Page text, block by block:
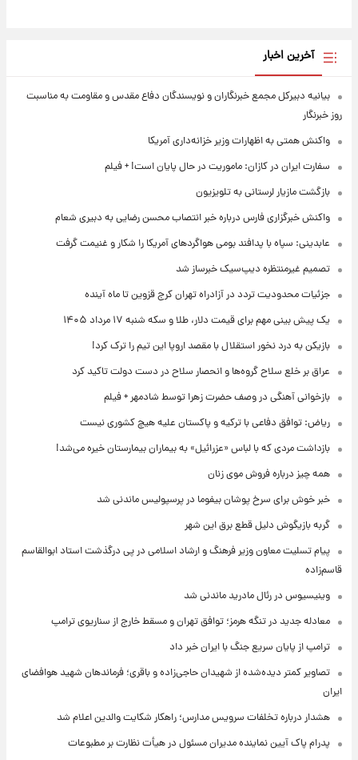
آخرین اخبار
بیانیه دبیرکل مجمع خبرنگاران و نویسندگان دفاع مقدس و مقاومت به مناسبت
روز خبرنگار
واکنش همتی به اظهارات وزیر خزانه‌داری آمریکا
سفارت ایران در کازان: ماموریت در حال پایان است! + فیلم
بازگشت مازیار لرستانی به تلویزیون
واکنش خبرگزاری فارس درباره خبر انتصاب محسن رضایی به دبیری شعام
عابدینی: سپاه با پدافند بومی هواگردهای آمریکا را شکار و غنیمت گرفت
تصمیم غیرمنتظره دیپ‌سیک خبرساز شد
جزئیات محدودیت تردد در آزادراه تهران کرج قزوین تا ماه آینده
یک پیش ‌بینی مهم برای قیمت دلار، طلا و سکه شنبه ۱۷ مرداد ۱۴۰۵
بازیکن به درد نخور استقلال با مقصد اروپا این تیم را ترک کرد!
عراق بر خلع سلاح گروه‌ها و انحصار سلاح در دست دولت تاکید کرد
بازخوانی آهنگی در وصف حضرت زهرا توسط شادمهر + فیلم
ریاض: توافق دفاعی با ترکیه و پاکستان علیه هیچ کشوری نیست
بازداشت مردی که با لباس «عزرائیل» به بیماران بیمارستان خیره می‌شد!
همه چیز درباره فروش موی زنان
خبر خوش برای سرخ پوشان بیفوما در پرسپولیس ماندنی شد
گربه بازیگوش دلیل قطع برق این شهر
پیام تسلیت معاون وزیر فرهنگ و ارشاد اسلامی در پی درگذشت استاد ابوالقاسم
قاسم‌زاده
وینیسیوس در رئال مادرید ماندنی شد
معادله جدید در تنگه هرمز؛ توافق تهران و مسقط خارج از سناریوی ترامپ
ترامپ از پایان سریع جنگ با ایران خبر داد
تصاویر کمتر دیده‌شده از شهیدان حاجی‌زاده و باقری؛ فرماندهان شهید هوافضای
ایران
هشدار درباره تخلفات سرویس مدارس؛ راهکار شکایت والدین اعلام شد
پدرام پاک آیین نماینده مدیران مسئول در هیأت نظارت بر مطبوعات